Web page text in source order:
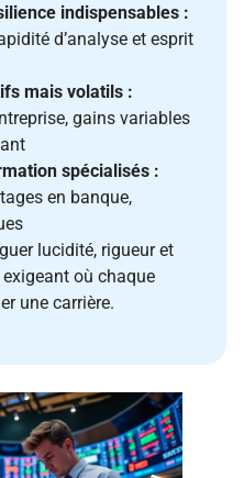
indispensables :
d’analyse et esprit
mais volatils :
gains variables
spécialisés :
en banque,
lucidité, rigueur et
où chaque
une carrière.